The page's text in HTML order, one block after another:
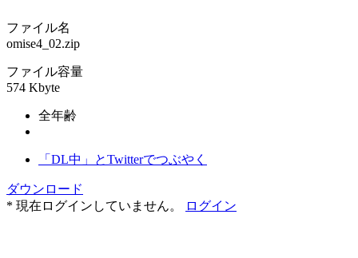
ファイル名
omise4_02.zip
ファイル容量
574 Kbyte
全年齢
「DL中」とTwitterでつぶやく
ダウンロード
* 現在ログインしていません。
ログイン